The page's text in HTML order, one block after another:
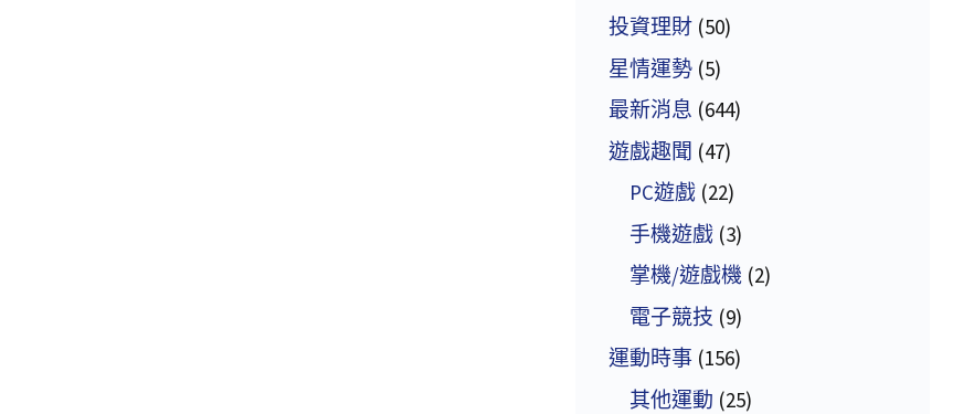
投資理財 (50)
星情運勢 (5)
最新消息 (644)
遊戲趣聞 (47)
PC遊戲 (22)
手機遊戲 (3)
掌機/遊戲機 (2)
電子競技 (9)
運動時事 (156)
其他運動 (25)